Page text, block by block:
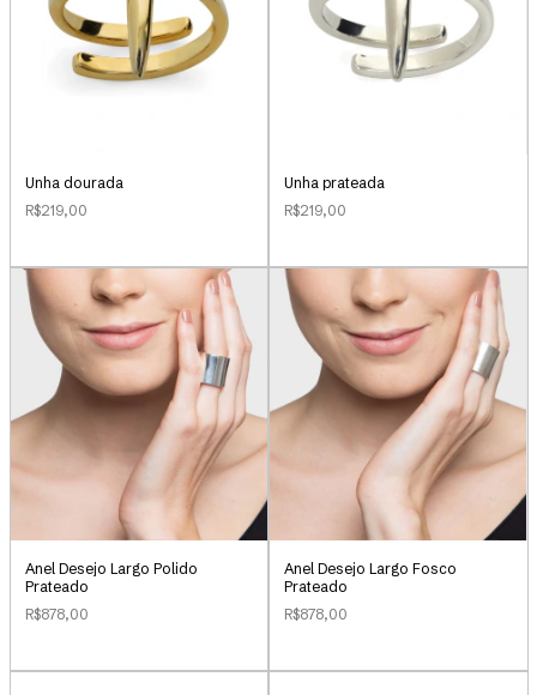
Unha dourada
R$219,00
Unha prateada
R$219,00
Anel Desejo Largo Polido
Prateado
R$878,00
Anel Desejo Largo Fosco
Prateado
R$878,00